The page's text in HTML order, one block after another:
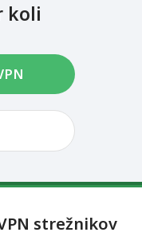
koli
strežnikov